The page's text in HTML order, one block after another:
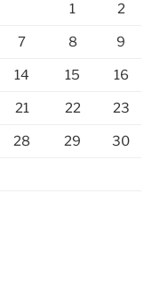
1 2
7 8 9
14 15 16
21 22 23
28 29 30